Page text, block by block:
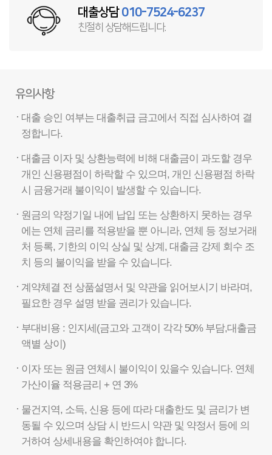
대출상담010-7524-6237
친절히 상담해드립니다.
유의사항
대출 승인 여부는 대출취급 금고에서 직접 심사하여 결
정합니다.
대출금 이자 및 상환능력에 비해 대출금이 과도할 경우
개인 신용평점이 하락할 수 있으며, 개인 신용평점 하락
시 금융거래 불이익이 발생할 수 있습니다.
원금의 약정기일 내에 납입 또는 상환하지 못하는 경우
에는 연체 금리를 적용받을 뿐 아니라, 연체 등 정보거래
처 등록, 기한의 이익 상실 및 상계, 대출금 강제 회수 조
치 등의 불이익을 받을 수 있습니다.
계약체결 전 상품설명서 및 약관을 읽어보시기 바라며,
필요한 경우 설명 받을 권리가 있습니다.
부대비용 : 인지세(금고와 고객이 각각 50% 부담,대출금
액별 상이)
이자 또는 원금 연체시 불이익이 있을수 있습니다. 연체
가산이율 적용금리 + 연 3%
물건지역, 소득, 신용 등에 따라 대출한도 및 금리가 변
동될 수 있으며 상담 시 반드시 약관 및 약정서 등에 의
거하여 상세내용을 확인하여야 합니다.